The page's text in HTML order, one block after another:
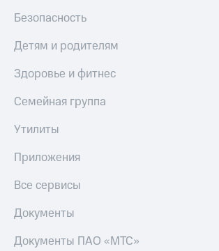
Безопасность
Детям и родителям
Здоровье и фитнес
Семейная группа
Утилиты
Приложения
Все сервисы
Документы
Документы ПАО «МТС»